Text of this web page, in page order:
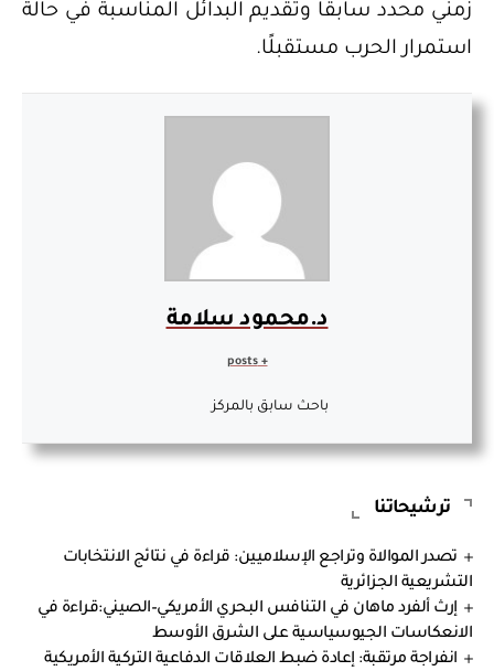
زمني محدد سابقًا وتقديم البدائل المناسبة في حالة
استمرار الحرب مستقبلًا.
د.محمود سلامة
باحث سابق بالمركز
ترشيحاتنا
تصدر الموالاة وتراجع الإسلاميين: قراءة في نتائج الانتخابات
التشريعية الجزائرية
إرث ألفرد ماهان في التنافس البحري الأمريكي–الصيني:قراءة في
الانعكاسات الجيوسياسية على الشرق الأوسط
انفراجة مرتقبة: إعادة ضبط العلاقات الدفاعية التركية الأمريكية